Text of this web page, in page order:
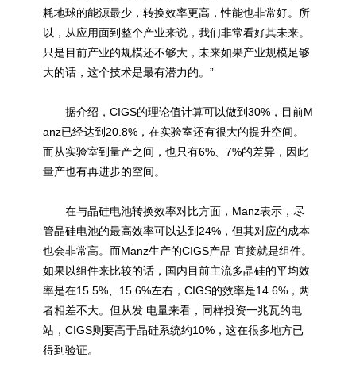
耗地球的能源最少，转换效率更高，性能也非常好。所
以，从应用面到整个产业来说，我们非常看好其未来。
只是目前产业的规模还不够大，未来如果产业规模足够
大的话，这个技术是最有潜力的。”
据介绍，CIGS的理论值计算可以做到30%，目前M
anz已经达到20.8%，在实验室还有很大的提升空间。
而从实验室到量产之间，也只有6%、7%的差异，因此
量产也有再进步的空间。
在与晶硅电池转换效率对比方面，Manz表示，尽
管晶硅电池的最高效率可以达到24%，但其对应的成本
也会非常高。而Manz生产的CIGS产品 直接就是组件。
如果以组件来比较的话，国内目前主流多晶硅的平均效
率是在15.5%、15.6%左右，CIGS的效率是14.6%，两
者相差不大。但从发 电量来看，同样投资一兆瓦的电
站，CIGS则要高于晶硅系统约10%，这在很多地方已
得到验证。